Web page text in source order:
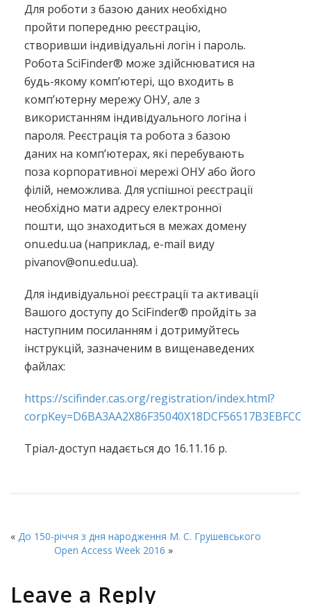
Для роботи з базою даних необхідно
пройти попередню реєстрацію,
створивши індивідуальні логін і пароль.
Робота SciFinder® може здійснюватися на
будь-якому комп’ютері, що входить в
комп’ютерну мережу ОНУ, але з
використанням індивідуального логіна і
пароля. Реєстрація та робота з базою
даних на комп’ютерах, які перебувають
поза корпоративної мережі ОНУ або його
філій, неможлива. Для успішної реєстрації
необхідно мати адресу електронної
пошти, що знаходиться в межах домену
onu.edu.ua (наприклад, e-mail виду
pivanov@onu.edu.ua).
Для індивідуальної реєстрації та активації
Вашого доступу до SciFinder® пройдіть за
наступним посиланням і дотримуйтесь
інструкцій, зазначеним в вищенаведених
файлах:
https://scifinder.cas.org/registration/index.html?
corpKey=D6BA3AA2X86F35040X18DCF56517B3EBFCC7
Тріал-доступ надається до 16.11.16 р.
« До 150-річчя з дня народження М. С. Грушевського
Open Access Week 2016 »
Leave a Reply